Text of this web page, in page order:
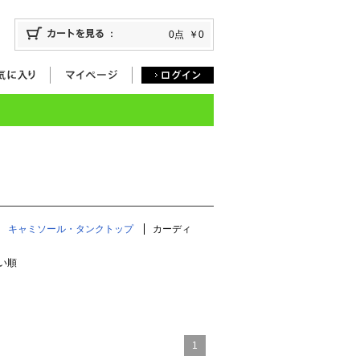
0点 ￥0
キャミソール・タンクトップ カーディ
順
1